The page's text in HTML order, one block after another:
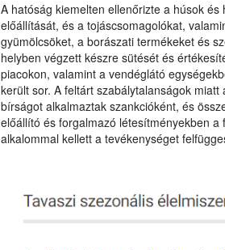
A hatóság kiemelten ellenőrizte a húsok
előállítását, és a tojáscsomagolókat,
gyümölcsöket, a borászati termékeket és
helyben végzett készre sütését és
piacokon, valamint a vendéglátó
került sor. A feltárt szabálytalanságok
bírságot alkalmaztak szankcióként, és
előállító és forgalmazó létesítményekben
alkalommal kellett a tevékenységet